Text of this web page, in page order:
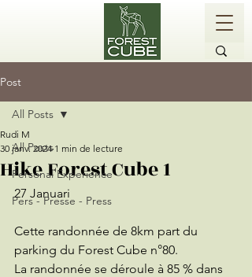
Post
All Posts
Personal Experience
Pers - Presse - Press
All Posts
Hike Forest Cube 1
Rudi M
30 janv. 2024 1 min de lecture
27 Januari
Cette randonnée de 8km part du
parking du Forest Cube n°80.
La randonnée se déroule à 85 % dans